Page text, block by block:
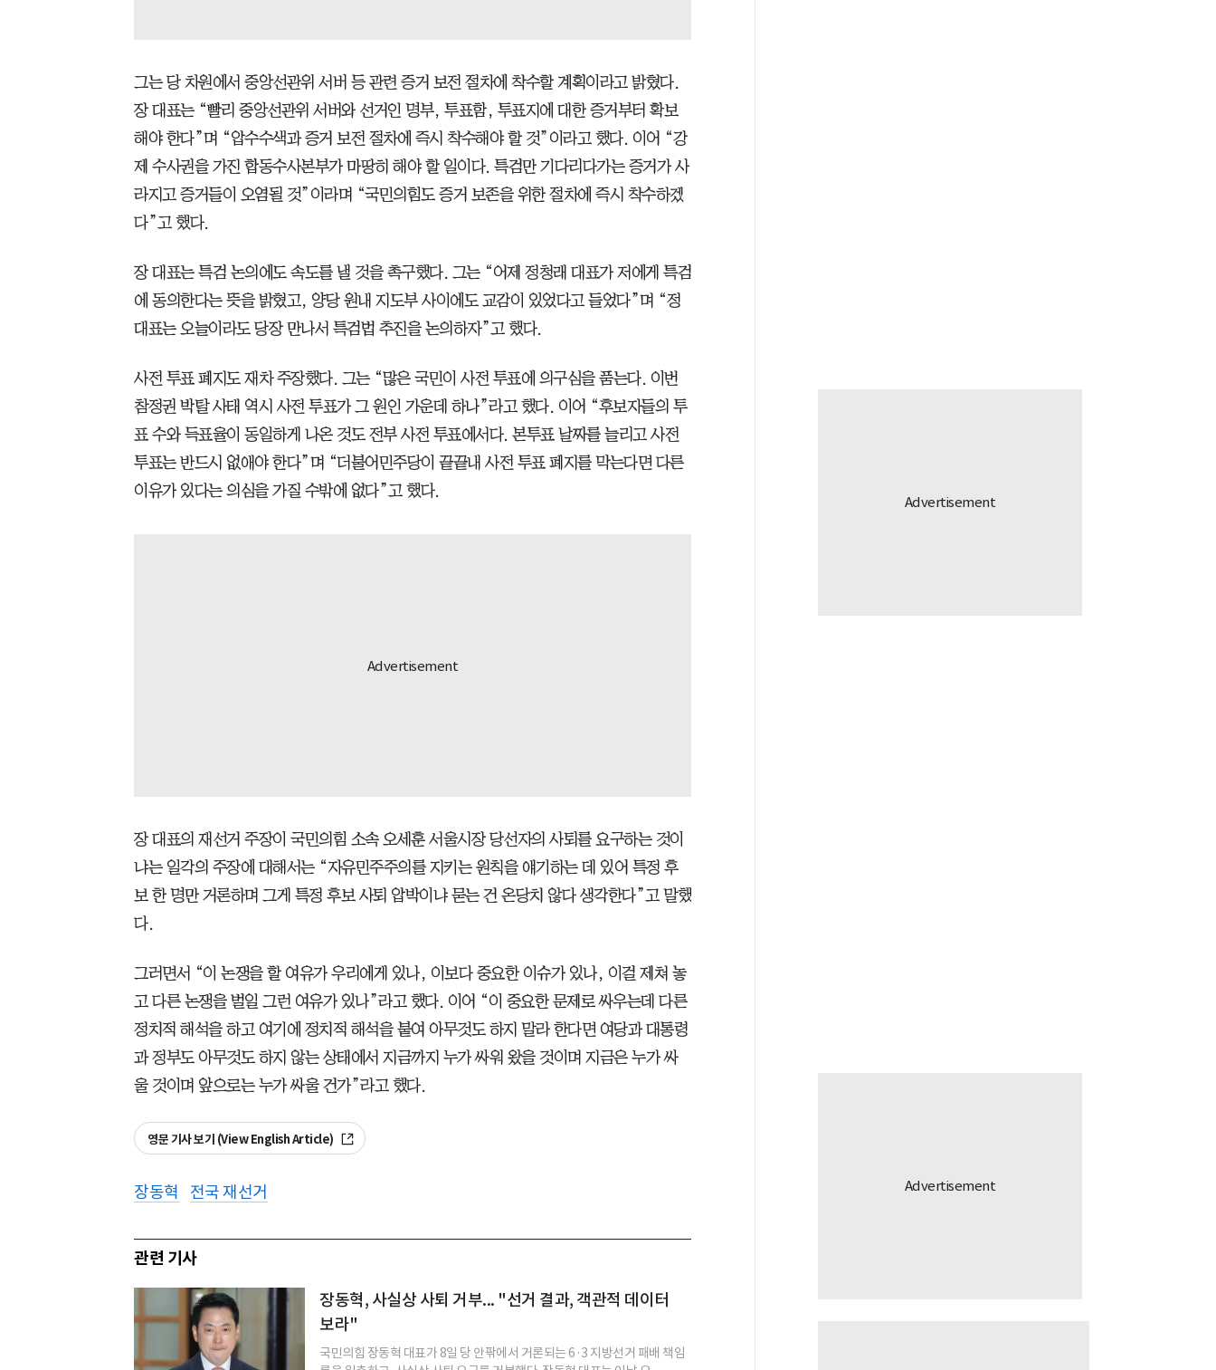
그는 당 차원에서 중앙선관위 서버 등 관련 증거 보전 절차에 착수할 계획이라고 밝혔다.
장 대표는 “빨리 중앙선관위 서버와 선거인 명부, 투표함, 투표지에 대한 증거부터 확보
해야 한다”며 “압수수색과 증거 보전 절차에 즉시 착수해야 할 것”이라고 했다. 이어 “강
제 수사권을 가진 합동수사본부가 마땅히 해야 할 일이다. 특검만 기다리다가는 증거가 사
라지고 증거들이 오염될 것”이라며 “국민의힘도 증거 보존을 위한 절차에 즉시 착수하겠
다”고 했다.
장 대표는 특검 논의에도 속도를 낼 것을 촉구했다. 그는 “어제 정청래 대표가 저에게 특검
에 동의한다는 뜻을 밝혔고, 양당 원내 지도부 사이에도 교감이 있었다고 들었다”며 “정
대표는 오늘이라도 당장 만나서 특검법 추진을 논의하자”고 했다.
사전 투표 폐지도 재차 주장했다. 그는 “많은 국민이 사전 투표에 의구심을 품는다. 이번
참정권 박탈 사태 역시 사전 투표가 그 원인 가운데 하나”라고 했다. 이어 “후보자들의 투
표 수와 득표율이 동일하게 나온 것도 전부 사전 투표에서다. 본투표 날짜를 늘리고 사전
투표는 반드시 없애야 한다”며 “더불어민주당이 끝끝내 사전 투표 폐지를 막는다면 다른
이유가 있다는 의심을 가질 수밖에 없다”고 했다.
장 대표의 재선거 주장이 국민의힘 소속 오세훈 서울시장 당선자의 사퇴를 요구하는 것이
냐는 일각의 주장에 대해서는 “자유민주주의를 지키는 원칙을 얘기하는 데 있어 특정 후
보 한 명만 거론하며 그게 특정 후보 사퇴 압박이냐 묻는 건 온당치 않다 생각한다”고 말했
다.
그러면서 “이 논쟁을 할 여유가 우리에게 있나, 이보다 중요한 이슈가 있나, 이걸 제쳐 놓
고 다른 논쟁을 벌일 그런 여유가 있나”라고 했다. 이어 “이 중요한 문제로 싸우는데 다른
정치적 해석을 하고 여기에 정치적 해석을 붙여 아무것도 하지 말라 한다면 여당과 대통령
과 정부도 아무것도 하지 않는 상태에서 지금까지 누가 싸워 왔을 것이며 지금은 누가 싸
울 것이며 앞으로는 누가 싸울 건가”라고 했다.
영문 기사 보기 (View English Article)
장동혁 전국 재선거
관련 기사
장동혁, 사실상 사퇴 거부... "선거 결과, 객관적 데이터
보라"
국민의힘 장동혁 대표가 8일 당 안팎에서 거론되는 6·3 지방선거 패배 책임